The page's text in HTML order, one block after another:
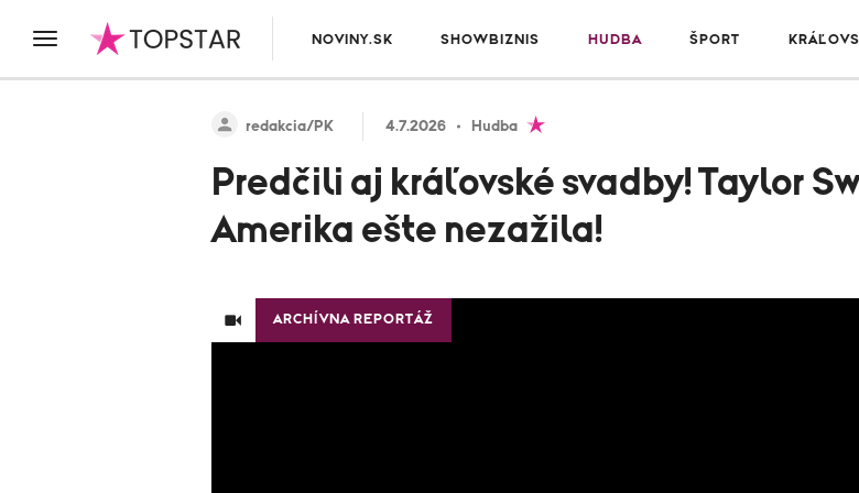
NOVINY.SK SHOWBIZNIS HUDBA ŠPORT
redakcia/PK 4.7.2026 Hudba
Predčili aj kráľovské svadby! Taylor
Amerika ešte nezažila!
ARCHÍVNA REPORTÁŽ